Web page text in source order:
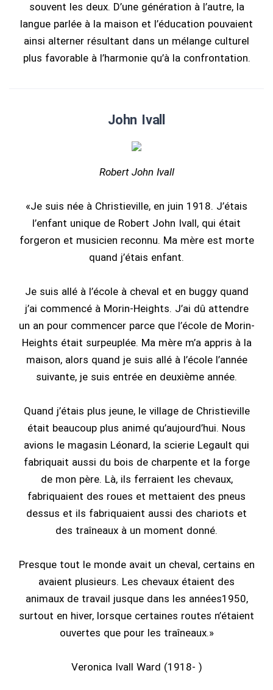
souvent les deux. D’une génération à l’autre, la
langue parlée à la maison et l’éducation pouvaient
ainsi alterner résultant dans un mélange culturel
plus favorable à l’harmonie qu’à la confrontation.
John Ivall
Robert John Ivall
«Je suis née à Christieville, en juin 1918. J’étais
l’enfant unique de Robert John Ivall, qui était
forgeron et musicien reconnu. Ma mère est morte
quand j’étais enfant.
Je suis allé à l’école à cheval et en buggy quand
j’ai commencé à Morin-Heights. J’ai dû attendre
un an pour commencer parce que l’école de Morin-
Heights était surpeuplée. Ma mère m’a appris à la
maison, alors quand je suis allé à l’école l’année
suivante, je suis entrée en deuxième année.
Quand j’étais plus jeune, le village de Christieville
était beaucoup plus animé qu’aujourd’hui. Nous
avions le magasin Léonard, la scierie Legault qui
fabriquait aussi du bois de charpente et la forge
de mon père. Là, ils ferraient les chevaux,
fabriquaient des roues et mettaient des pneus
dessus et ils fabriquaient aussi des chariots et
des traîneaux à un moment donné.
Presque tout le monde avait un cheval, certains en
avaient plusieurs. Les chevaux étaient des
animaux de travail jusque dans les années1950,
surtout en hiver, lorsque certaines routes n’étaient
ouvertes que pour les traîneaux.»
Veronica Ivall Ward (1918- )